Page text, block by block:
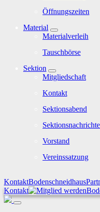
Öffnungszeiten
Material
Materialverleih
Tauschbörse
Sektion
Mitgliedschaft
Kontakt
Sektionsabend
Vorstand
Vereinssatzung
KontaktBodenschneidhaus
Kontakt